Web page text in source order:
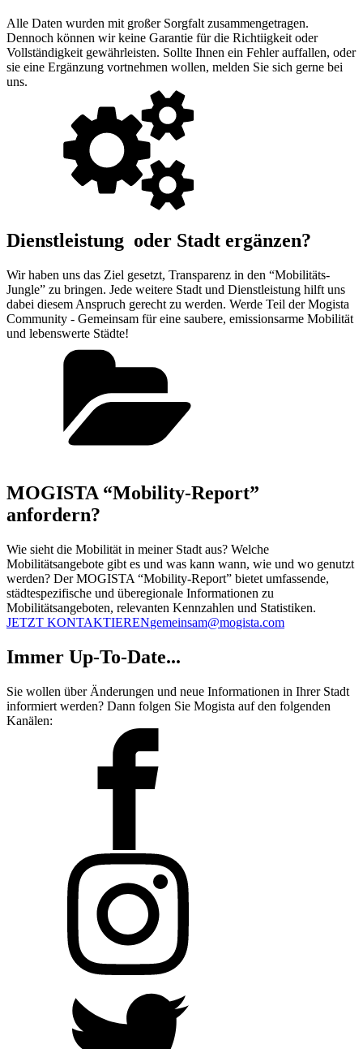
Alle Daten wurden mit großer Sorgfalt zusammengetragen.
Dennoch können wir keine Garantie für die Richtiigkeit oder
Vollständigkeit gewährleisten. Sollte Ihnen ein Fehler auffallen, oder
sie eine Ergänzung vortnehmen wollen, melden Sie sich gerne bei
uns.
Dienstleistung oder Stadt ergänzen?
Wir haben uns das Ziel gesetzt, Transparenz in den “Mobilitäts-
Jungle” zu bringen. Jede weitere Stadt und Dienstleistung hilft uns
dabei diesem Anspruch gerecht zu werden. Werde Teil der Mogista
Community - Gemeinsam für eine saubere, emissionsarme Mobilität
und lebenswerte Städte!
MOGISTA “Mobility-Report”
anfordern?
Wie sieht die Mobilität in meiner Stadt aus? Welche
Mobilitätsangebote gibt es und was kann wann, wie und wo genutzt
werden? Der MOGISTA “Mobility-Report” bietet umfassende,
städtespezifische und überegionale Informationen zu
Mobilitätsangeboten, relevanten Kennzahlen und Statistiken.
JETZT KONTAKTIERENgemeinsam@mogista.com
Immer Up-To-Date...
Sie wollen über Änderungen und neue Informationen in Ihrer Stadt
informiert werden? Dann folgen Sie Mogista auf den folgenden
Kanälen: